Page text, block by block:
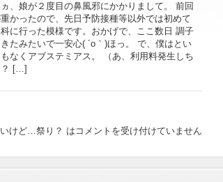
、娘が２度目の鼻風邪にかかりまして。 前回
かったので、先日予防接種等以外では初めて
に行った模様です。おかげで、ここ数日 調子
たみたいで一安心( ´o｀)ほっ。 で、僕はとい
なくアブステミアス。 （あ、利用料発生しち
？ […]
けど…祭り？ はコメントを受け付けていません